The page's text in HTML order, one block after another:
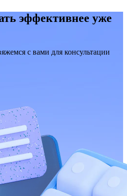
эффективнее уже
с вами для консультации